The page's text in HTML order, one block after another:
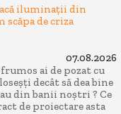
iluminații din
de criza
07.08.2026
ai de pozat cu
decât să dea bine
din banii noștri ? Ce
de proiectare asta